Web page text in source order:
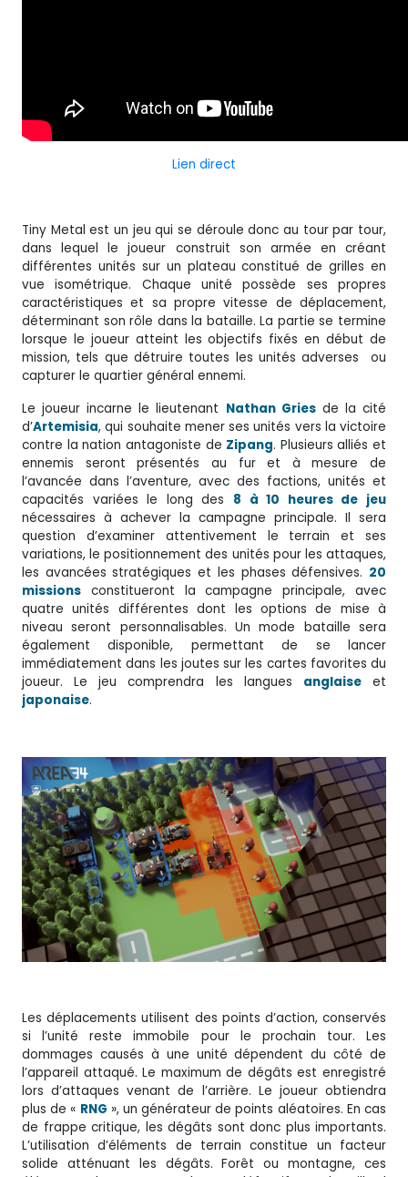
Lien direct
Tiny Metal est un jeu qui se déroule donc au tour par tour,
dans lequel le joueur construit son armée en créant
différentes unités sur un plateau constitué de grilles en
vue isométrique. Chaque unité possède ses propres
caractéristiques et sa propre vitesse de déplacement,
déterminant son rôle dans la bataille. La partie se termine
lorsque le joueur atteint les objectifs fixés en début de
mission, tels que détruire toutes les unités adverses ou
capturer le quartier général ennemi.
Le joueur incarne le lieutenant Nathan Griesde la cité
d’Artemisia, qui souhaite mener ses unités vers la victoire
contre la nation antagoniste de Zipang. Plusieurs alliés et
ennemis seront présentés au fur et à mesure de
l’avancée dans l’aventure, avec des factions, unités et
capacités variées le long des 8 à 10 heures de jeu
nécessaires à achever la campagne principale. Il sera
question d’examiner attentivement le terrain et ses
variations, le positionnement des unités pour les attaques,
les avancées stratégiques et les phases défensives. 20
missions constitueront la campagne principale, avec
quatre unités différentes dont les options de mise à
niveau seront personnalisables. Un mode bataille sera
également disponible, permettant de se lancer
immédiatement dans les joutes sur les cartes favorites du
joueur. Le jeu comprendra les langues anglaiseet
japonaise.
Les déplacements utilisent des points d’action, conservés
si l’unité reste immobile pour le prochain tour. Les
dommages causés à une unité dépendent du côté de
l’appareil attaqué. Le maximum de dégâts est enregistré
lors d’attaques venant de l’arrière. Le joueur obtiendra
plus de « RNG », un générateur de points aléatoires. En cas
de frappe critique, les dégâts sont donc plus importants.
L’utilisation d’éléments de terrain constitue un facteur
solide atténuant les dégâts. Forêt ou montagne, ces